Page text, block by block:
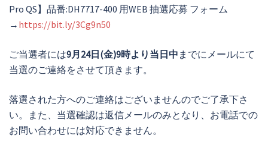
Pro QS】品番:DH7717-400 用WEB 抽選応募 フォーム
→ https://bit.ly/3Cg9n50
ご当選者には9月24日(金)9時より当日中 までにメールにて
当選のご連絡をさせて頂きます。
落選された方へのご連絡はございませんのでご了承下さ
い。また、当選確認は返信メールのみとなり、お電話での
お問い合わせには対応できません。